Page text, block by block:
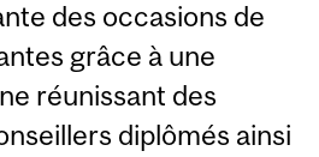
des occasions de
grâce à une
réunissant des
diplômés ainsi